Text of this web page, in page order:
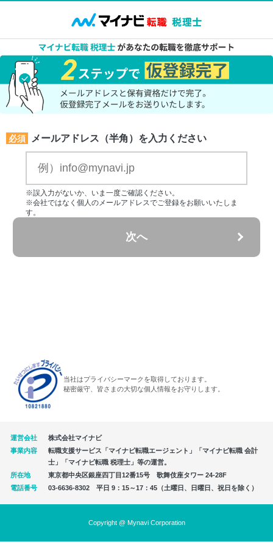
必須 メールアドレス（半角）を入力ください
※誤入力がないか、いま一度ご確認ください。
※会社ではなく個人のメールアドレスでご登録をお願いいたしま
す。
次へ
当社はプライバシーマークを取得しております。
秘密厳守、皆さまの大切な個人情報をお守りします。
運営会社
株式会社マイナビ
事業内容
転職支援サービス「マイナビ転職エージェント」「マイナビ転職 会計
士」「マイナビ転職 税理士」等の運営。
所在地
東京都中央区銀座四丁目12番15号 歌舞伎座タワー 24-28F
電話番号
03-6636-8302 平日 9：15～17：45（土曜日、日曜日、祝日を除く）
Copyright @ Mynavi Corporation